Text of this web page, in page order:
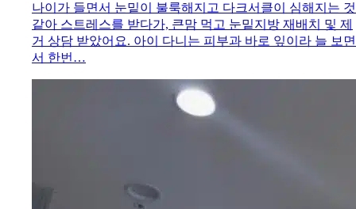
나이가 들면서 눈밑이 불룩해지고 다크서클이 심해지는 것
같아 스트레스를 받다가, 큰맘 먹고 눈밑지방 재배치 및 제
거 상담 받았어요. 아이 다니는 피부과 바로 잎이라 늘 보면
서 한번…